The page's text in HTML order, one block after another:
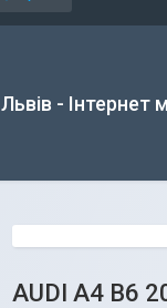
- Інтернет
AUDI A4 B6